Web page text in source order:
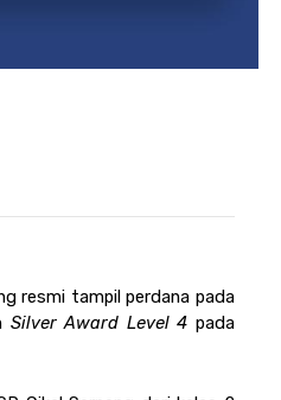
resmi tampil perdana pada
Silver Award Level 4 pada